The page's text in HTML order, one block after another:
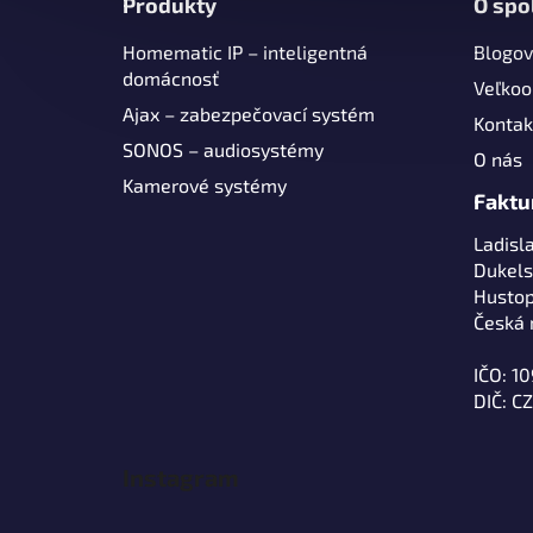
Produkty
Homematic IP – inteligentná
domácnosť
Ajax – zabezpečovací systém
SONOS – audiosystémy
Kamerové systémy
O
O nás
Česká
IČO:
DIČ:
Instagram